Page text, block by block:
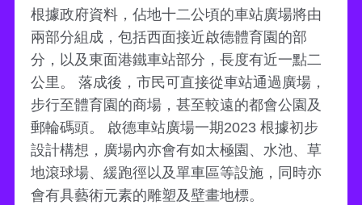
根據政府資料，佔地十二公頃的車站廣場將由
兩部分組成，包括西面接近啟德體育園的部
分，以及東面港鐵車站部分，長度有近一點二
公里。 落成後，市民可直接從車站通過廣場，
步行至體育園的商場，甚至較遠的都會公園及
郵輪碼頭。 啟德車站廣場一期2023 根據初步
設計構想，廣場內亦會有如太極園、水池、草
地滾球場、緩跑徑以及單車區等設施，同時亦
會有具藝術元素的雕塑及壁畫地標。